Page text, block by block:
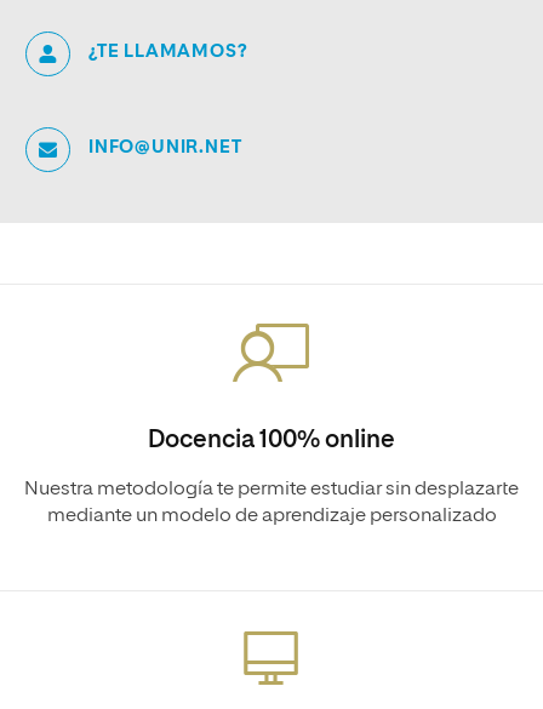
¿TE LLAMAMOS?
INFO@UNIR.NET
Docencia 100% online
Nuestra metodología te permite estudiar sin desplazarte
mediante un modelo de aprendizaje personalizado